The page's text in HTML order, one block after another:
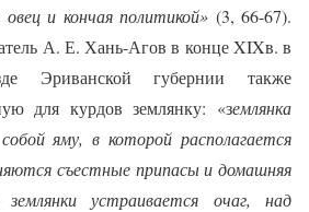
и кончая политикой» (3, 66-67).
А. Е. Хань-Агов в концеXIXв. в
Эриванской губернии также
для курдов землянку: «землянка
яму, в которой располагается
съестные припасы и домашняя
устраивается очаг, над